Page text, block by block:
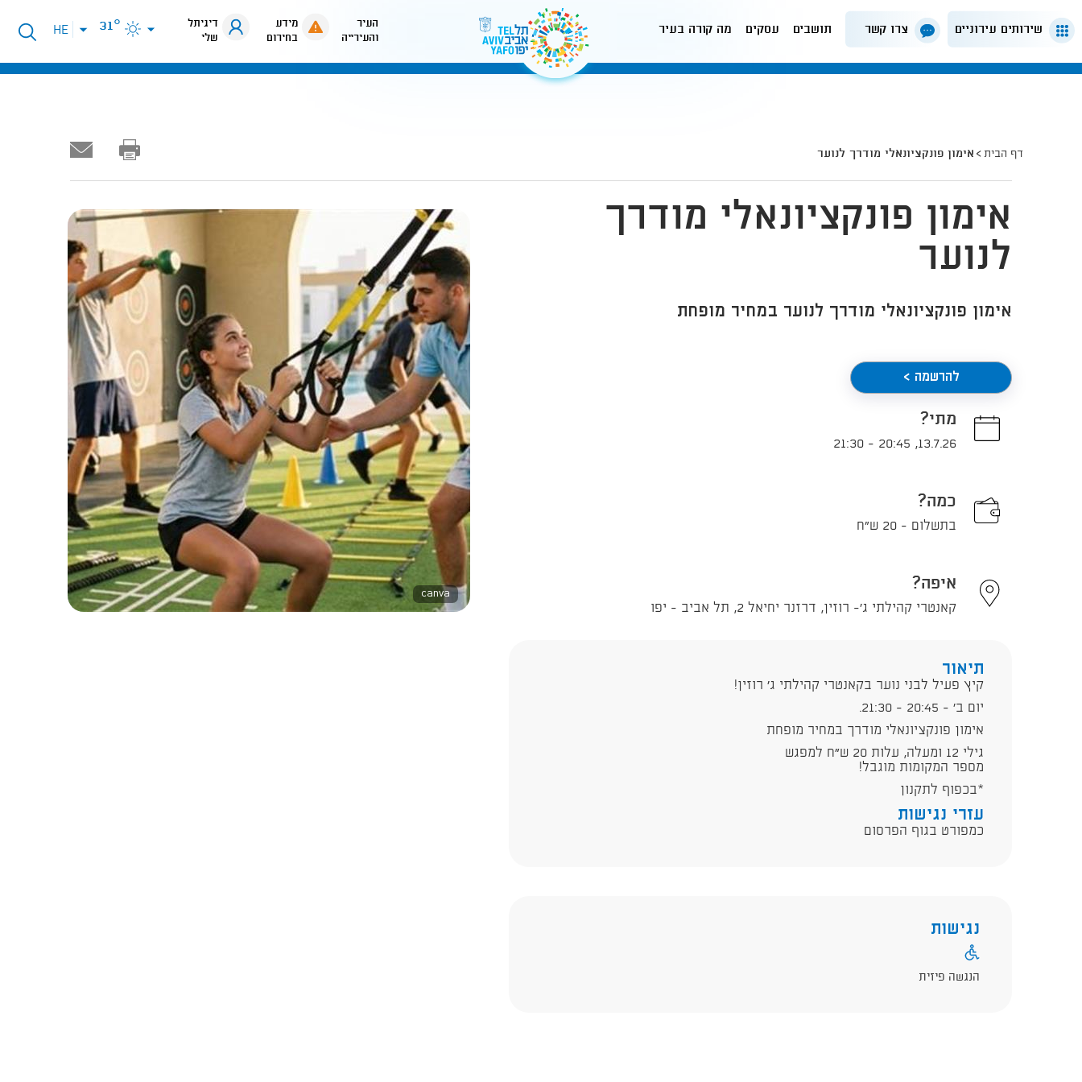
שירותים עירוניים צרו קשר תושבים עסקים מה קורה בעיר
העיר
והעירייה
מידע
בחירום
דיגיתל
שלי
31°
פתיחת
תפריט
HE
דף הבית אימון פונקציונאלי מודרך לנוער
canva
אימון פונקציונאלי מודרך
לנוער
אימון פונקציונאלי מודרך לנוער במחיר מופחת
להרשמה >
מתי?
13.7.26
,
20:45
-
21:30
כמה?
בתשלום - 20 ש"ח
איפה?
קאנטרי קהילתי ג'- רוזין, דרזנר יחיאל 2, תל אביב - יפו
תיאור
קיץ פעיל לבני נוער בקאנטרי קהילתי ג׳ רוזין!
יום ב' - 20:45 - 21:30.
אימון פונקציונאלי מודרך במחיר מופחת
גילי 12 ומעלה, עלות 20 ש״ח למפגש
מספר המקומות מוגבל!
*בכפוף לתקנון
עזרי נגישות
כמפורט בגוף הפרסום
נגישות
הנגשה פיזית